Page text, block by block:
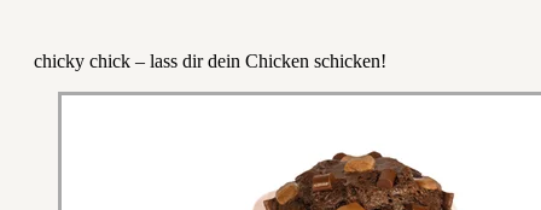
chicky chick – lass dir dein Chicken schicken!